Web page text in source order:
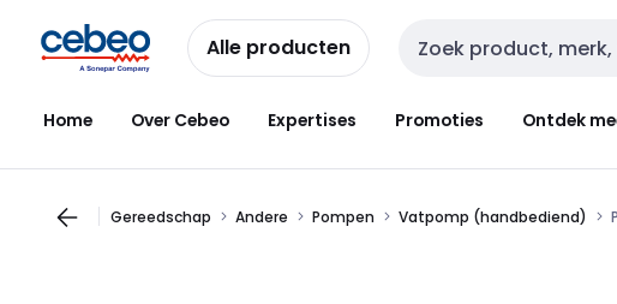
naar
navigatie
naar
inhoud
Alle producten Zoekveld invoer
Home Over Cebeo Expertises Promoties Ontdek
Gereedschap Andere Pompen Vatpomp (handbediend)